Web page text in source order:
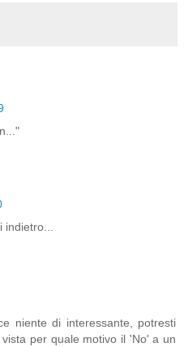
niente di interessante, potresti
per quale motivo il 'No' a un